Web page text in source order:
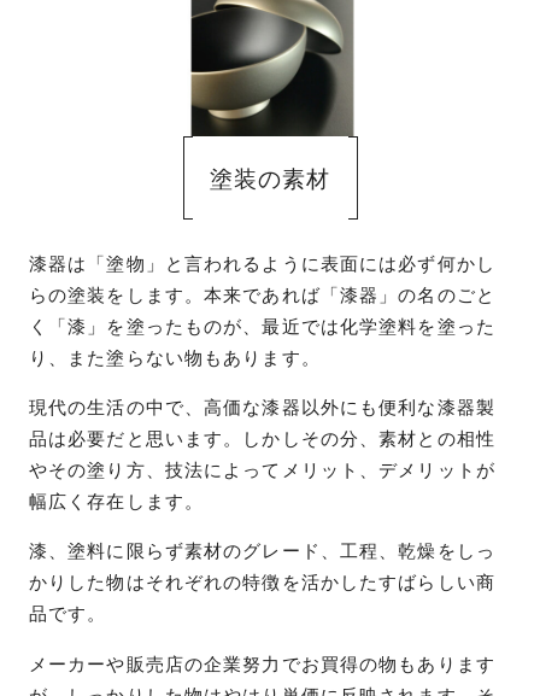
塗装の素材
漆器は「塗物」と言われるように表面には必ず何かし
らの塗装をします。本来であれば「漆器」の名のごと
く「漆」を塗ったものが、最近では化学塗料を塗った
り、また塗らない物もあります。
現代の生活の中で、高価な漆器以外にも便利な漆器製
品は必要だと思います。しかしその分、素材との相性
やその塗り方、技法によってメリット、デメリットが
幅広く存在します。
漆、塗料に限らず素材のグレード、工程、乾燥をしっ
かりした物はそれぞれの特徴を活かしたすばらしい商
品です。
メーカーや販売店の企業努力でお買得の物もあります